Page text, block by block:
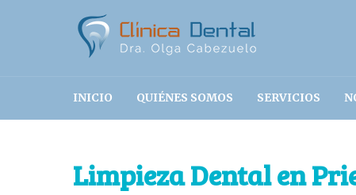
INICIO QUIÉNES SOMOS SERVICIOS
Limpieza Dental en